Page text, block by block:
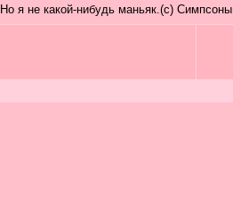
я не какой-нибудь маньяк.(с) Симпсоны